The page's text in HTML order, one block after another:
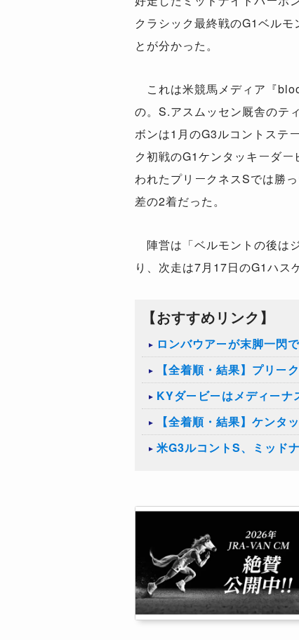
クラシック最終戦のG1ベル
とが分かった。
これは米競馬メディア『
の。S.アスムッセン厩舎のテ
ボンは1月のG3ルコントステ
ク初戦のG1ケンタッキーダ
われたプリークネスSでは勝
差の2着だった。
陣営は「ベルモントの後は
り、次走は7月17日のG1ハス
【おすすめリンク】
ロンバウアーが末脚一閃
【全着順・結果】プリー
KYダービーはメディーナ
【全着順・結果】ケンタ
米G3ルコントS、ミッド